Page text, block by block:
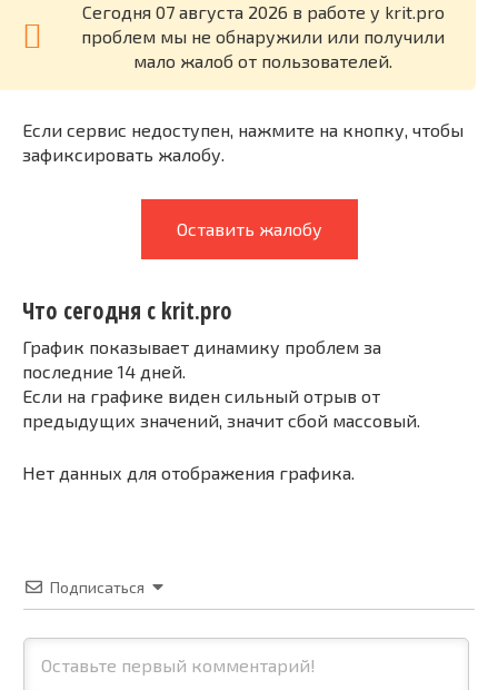
Cегодня 07 августа 2026 в работе у krit.pro
проблем мы не обнаружили или получили
мало жалоб от пользователей.
Если сервис недоступен, нажмите на кнопку, чтобы
зафиксировать жалобу.
Оставить жалобу
Что сегодня с krit.pro
График показывает динамику проблем за
последние 14 дней.
Если на графике виден сильный отрыв от
предыдущих значений, значит сбой массовый.
Нет данных для отображения графика.
Подписаться